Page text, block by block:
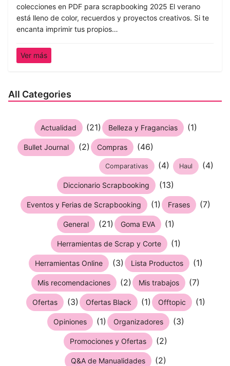
colecciones en PDF para scrapbooking 2025 El verano
está lleno de color, recuerdos y proyectos creativos. Si te
encanta imprimir tus propios…
Ver más
All Categories
Actualidad (21) Belleza y Fragancias (1)
Bullet Journal (2) Compras (46)
Comparativas (4) Haul (4)
Diccionario Scrapbooking (13)
Eventos y Ferias de Scrapbooking (1) Frases (7)
General (21) Goma EVA (1)
Herramientas de Scrap y Corte (1)
Herramientas Online (3) Lista Productos (1)
Mis recomendaciones (2) Mis trabajos (7)
Ofertas (3) Ofertas Black (1) Offtopic (1)
Opiniones (1) Organizadores (3)
Promociones y Ofertas (2)
Q&A de Manualidades (2)